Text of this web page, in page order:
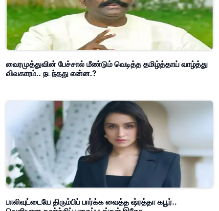
வைரமுத்துவின் பேச்சால் மீண்டும் வெடித்த தமிழ்த்தாய் வாழ்த்து
விவகாரம்.. நடந்தது என்ன.?
பாலிவுட்டையே திரும்பிப் பார்க்க வைத்த ஷ்ரத்தா கபூர்..